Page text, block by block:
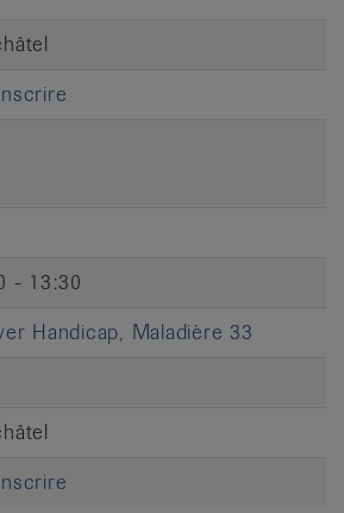
- 13:30
Handicap, Maladière 33